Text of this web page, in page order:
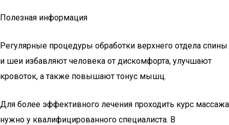
Полезная информация
Регулярные процедуры обработки верхнего отдела спины
и шеи избавляют человека от дискомфорта, улучшают
кровоток, а также повышают тонус мышц.
Для более эффективного лечения проходить курс массажа
нужно у квалифицированного специалиста. В